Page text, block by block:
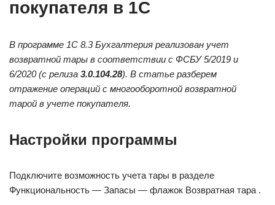
покупателя в 1С
В программе 1С 8.3 Бухгалтерия реализован учет
возвратной тары в соответствии с ФСБУ 5/2019 и
6/2020 (с релиза 3.0.104.28). В статье разберем
отражение операций с многооборотной возвратной
тарой в учете покупателя.
Настройки программы
Подключите возможность учета тары в разделе
Функциональность — Запасы — флажок Возвратная тара .